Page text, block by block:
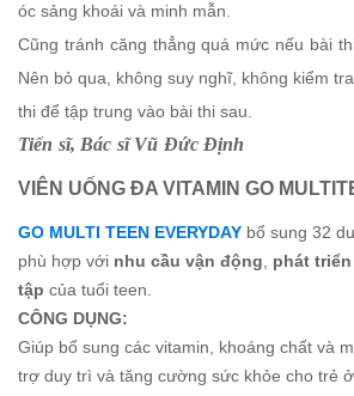
óc sảng khoái và minh mẫn.
Cũng tránh căng thẳng quá mức nếu bài
Nên bỏ qua, không suy nghĩ, không kiểm
thi để tập trung vào bài thi sau.
Tiến sĩ, Bác sĩ Vũ Đức Định
VIÊN UỐNG ĐA VITAMIN GO
GO MULTI TEEN EVERYDAY bổ sung 32
phù hợp với nhu cầu vận động phát triển
tập của tuổi teen.
CÔNG DỤNG:
Giúp bổ sung các vitamin, khoáng chất và
trợ duy trì và tăng cường sức khỏe cho trẻ